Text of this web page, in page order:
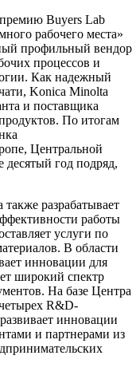
Buyers Lab
рабочего места»
профильный вендор
процессов и
Как надежный
Konica Minolta
и поставщика
По итогам
Центральной
год подряд,
разрабатывает
работы
услуги по
В области
инновации для
широкий спектр
На базе Центра
R&D-
инновации
и партнерами из